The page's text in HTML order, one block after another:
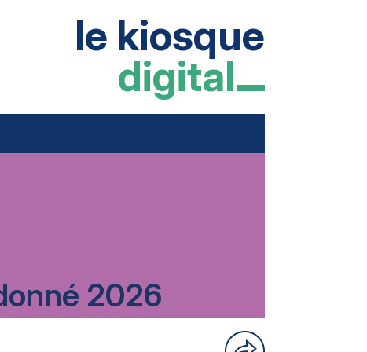
le kiosque
digital
2026